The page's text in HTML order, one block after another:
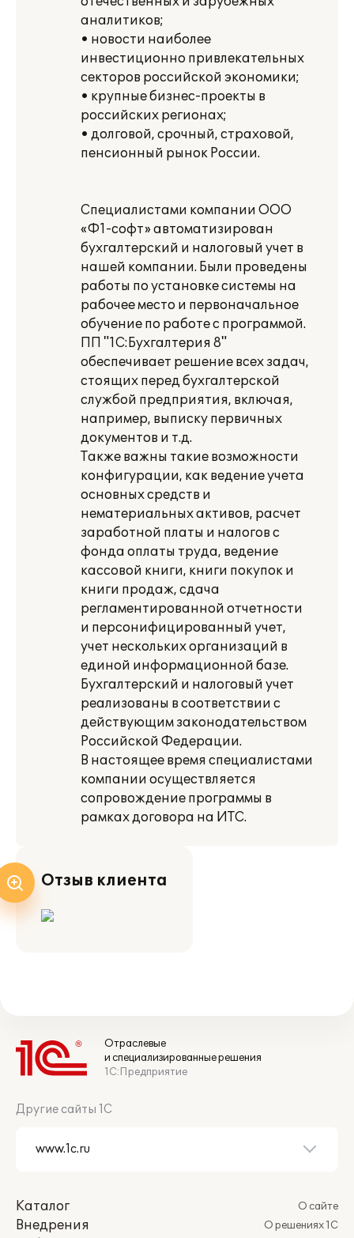
аналитиков;
• новости наиболее
инвестиционно привлекательных
секторов российской экономики;
• крупные бизнес-проекты в
российских регионах;
• долговой, срочный, страховой,
пенсионный рынок России.
Специалистами компании ООО
«Ф1-софт» автоматизирован
бухгалтерский и налоговый учет в
нашей компании. Были проведены
работы по установке системы на
рабочее место и первоначальное
обучение по работе с программой.
ПП "1С:Бухгалтерия 8"
обеспечивает решение всех задач,
стоящих перед бухгалтерской
службой предприятия, включая,
например, выписку первичных
документов и т.д.
Также важны такие возможности
конфигурации, как ведение учета
основных средств и
нематериальных активов, расчет
заработной платы и налогов с
фонда оплаты труда, ведение
кассовой книги, книги покупок и
книги продаж, сдача
регламентированной отчетности
и персонифицированный учет,
учет нескольких организаций в
единой информационной базе.
Бухгалтерский и налоговый учет
реализованы в соответствии с
действующим законодательством
Российской Федерации.
В настоящее время специалистами
компании осуществляется
сопровождение программы в
рамках договора на ИТС.
Отзыв клиента
Отраслевые
и специализированные решения
1С:Предприятие
Другие сайты 1С
Каталог
Внедрения
О сайте
О решениях 1С